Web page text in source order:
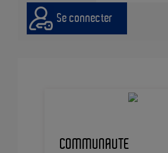
Se connecter
COMMUNAUTE